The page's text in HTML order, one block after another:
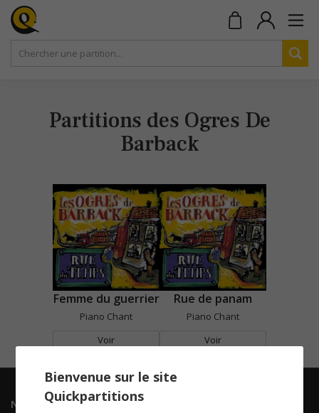
Partitions des Ogres De
Barback
Femme du guerrier
Piano Chant
Voir
Rue de panam
Piano Chant
Voir
Navigation
Bienvenue sur le site
Quickpartitions